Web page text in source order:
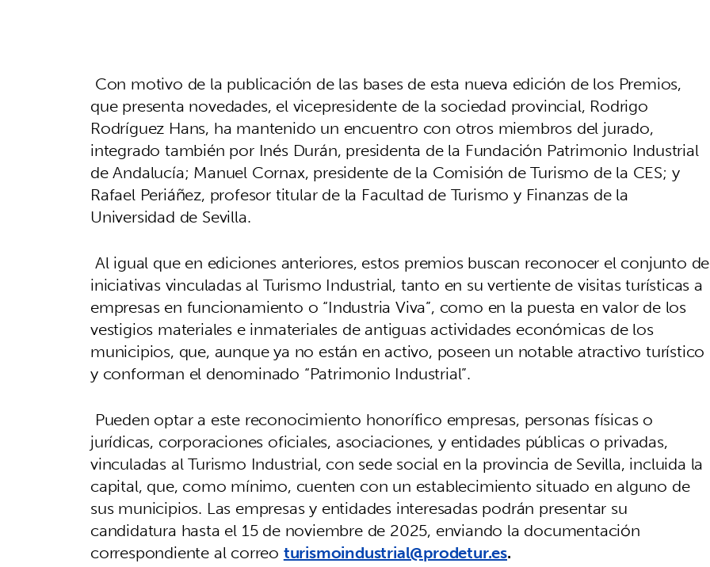
Con motivo de la publicación de las bases de esta nueva edición de los Premios,
que presenta novedades, el vicepresidente de la sociedad provincial, Rodrigo
Rodríguez Hans, ha mantenido un encuentro con otros miembros del jurado,
integrado también por Inés Durán, presidenta de la Fundación Patrimonio Industrial
de Andalucía; Manuel Cornax, presidente de la Comisión de Turismo de la CES; y
Rafael Periáñez, profesor titular de la Facultad de Turismo y Finanzas de la
Universidad de Sevilla.
Al igual que en ediciones anteriores, estos premios buscan reconocer el conjunto de
iniciativas vinculadas al Turismo Industrial, tanto en su vertiente de visitas turísticas a
empresas en funcionamiento o “Industria Viva”, como en la puesta en valor de los
vestigios materiales e inmateriales de antiguas actividades económicas de los
municipios, que, aunque ya no están en activo, poseen un notable atractivo turístico
y conforman el denominado “Patrimonio Industrial”.
Pueden optar a este reconocimiento honorífico empresas, personas físicas o
jurídicas, corporaciones oficiales, asociaciones, y entidades públicas o privadas,
vinculadas al Turismo Industrial, con sede social en la provincia de Sevilla, incluida la
capital, que, como mínimo, cuenten con un establecimiento situado en alguno de
sus municipios. Las empresas y entidades interesadas podrán presentar su
candidatura hasta el 15 de noviembre de 2025, enviando la documentación
correspondiente al correoturismoindustrial@prodetur.es.